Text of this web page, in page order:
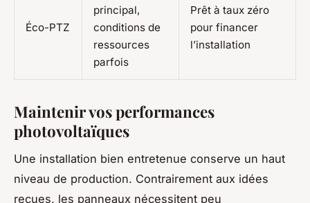
Éco-PTZ
principal,
conditions de
ressources
parfois
Prêt à taux zéro
pour financer
l’installation
Maintenir vos performances
photovoltaïques
Une installation bien entretenue conserve un haut
niveau de production. Contrairement aux idées
reçues, les panneaux nécessitent peu